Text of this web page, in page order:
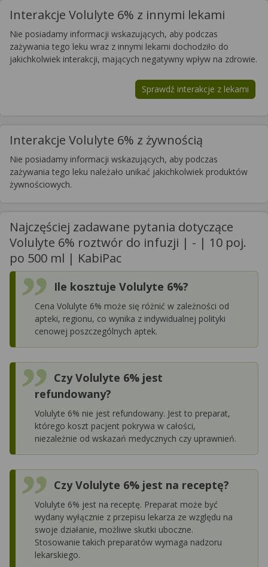
Interakcje Volulyte 6% z innymi lekami
Nie posiadamy informacji wskazujących, aby podczas
zażywania tego leku wraz z innymi lekami dochodziło do
jakichkolwiek interakcji, mających negatywny wpływ na zdrowie.
Sprawdź interakcje z lekami
Interakcje Volulyte 6% z żywnością
Nie posiadamy informacji wskazujących, aby podczas
zażywania tego leku należało unikać jakichkolwiek produktów
żywnościowych.
Najczęściej zadawane pytania dotyczące
Volulyte 6% roztwór do infuzji | - | 10 poj.
po 500 ml | KabiPac
Ile kosztuje Volulyte 6%?
Cena Volulyte 6% może się różnić w zależności od
apteki, regionu, co wynika z indywidualnej polityki
cenowej poszczególnych aptek.
Czy Volulyte 6% jest
refundowany?
Volulyte 6% nie jest refundowany. Jest to preparat,
którego koszt pacjent pokrywa w całości,
niezależnie od wskazań medycznych czy uprawnień.
Czy Volulyte 6% jest na receptę?
Volulyte 6% jest na receptę. Preparat może być
wydany wyłącznie z przepisu lekarza ze względu na
swoje działanie, możliwe skutki uboczne.
Stosowanie takich preparatów wymaga nadzoru
lekarskiego.